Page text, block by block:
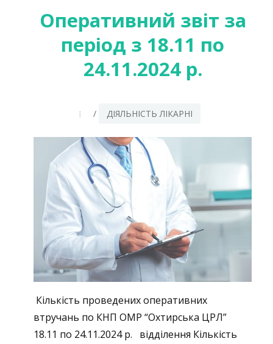
Оперативний звіт за
період з 18.11 по
24.11.2024 р.
/ ДІЯЛЬНІСТЬ ЛІКАРНІ
Кількість проведених оперативних
втручань по КНП ОМР “Охтирська ЦРЛ”
18.11 по 24.11.2024 р. відділення Кількість